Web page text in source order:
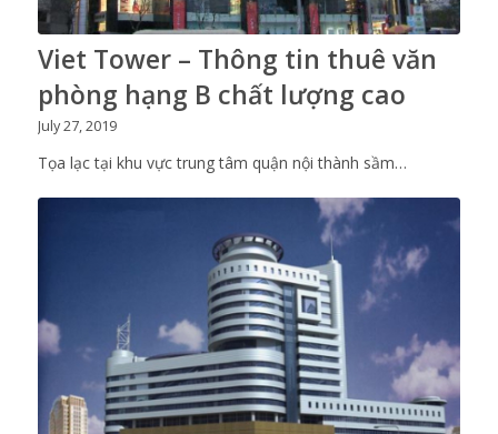
Viet Tower – Thông tin thuê văn
phòng hạng B chất lượng cao
July 27, 2019
Tọa lạc tại khu vực trung tâm quận nội thành sầm…